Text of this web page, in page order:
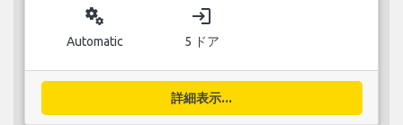
miscellaneous_services
Automatic
login
5 ドア
詳細表示...